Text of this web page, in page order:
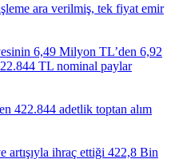
ara verilmiş, tek fiyat emir
6,49 Milyon TL’den 6,92
TL nominal paylar
422.844 adetlik toptan alım
artışıyla ihraç ettiği 422,8 Bin